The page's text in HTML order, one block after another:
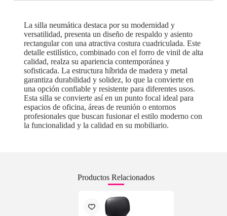
La silla neumática destaca por su modernidad y
versatilidad, presenta un diseño de respaldo y asiento
rectangular con una atractiva costura cuadriculada. Este
detalle estilístico, combinado con el forro de vinil de alta
calidad, realza su apariencia contemporánea y
sofisticada. La estructura híbrida de madera y metal
garantiza durabilidad y solidez, lo que la convierte en
una opción confiable y resistente para diferentes usos.
Esta silla se convierte así en un punto focal ideal para
espacios de oficina, áreas de reunión o entornos
profesionales que buscan fusionar el estilo moderno con
la funcionalidad y la calidad en su mobiliario.
Productos Relacionados